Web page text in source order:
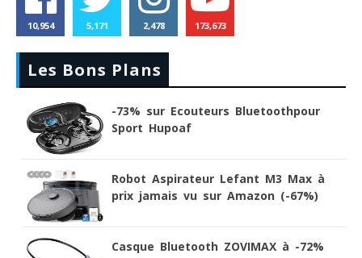
10,954 5,171 2,478 173,673
Les Bons Plans
-73% sur Ecouteurs Bluetoothpour
Sport Hupoaf
Robot Aspirateur Lefant M3 Max à
prix jamais vu sur Amazon (-67%)
Casque Bluetooth ZOVIMAX à -72%